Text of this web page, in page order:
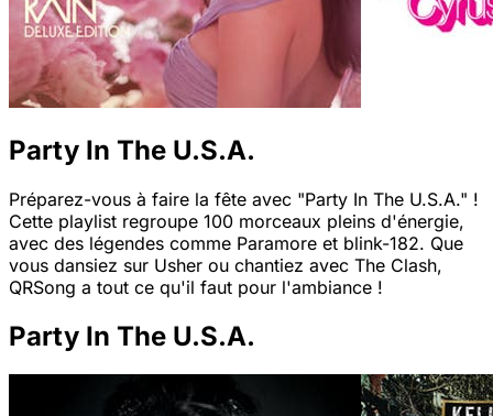
Party In The U.S.A.
Préparez-vous à faire la fête avec "Party In The U.S.A." !
Cette playlist regroupe 100 morceaux pleins d'énergie,
avec des légendes comme Paramore et blink-182. Que
vous dansiez sur Usher ou chantiez avec The Clash,
QRSong a tout ce qu'il faut pour l'ambiance !
Party In The U.S.A.